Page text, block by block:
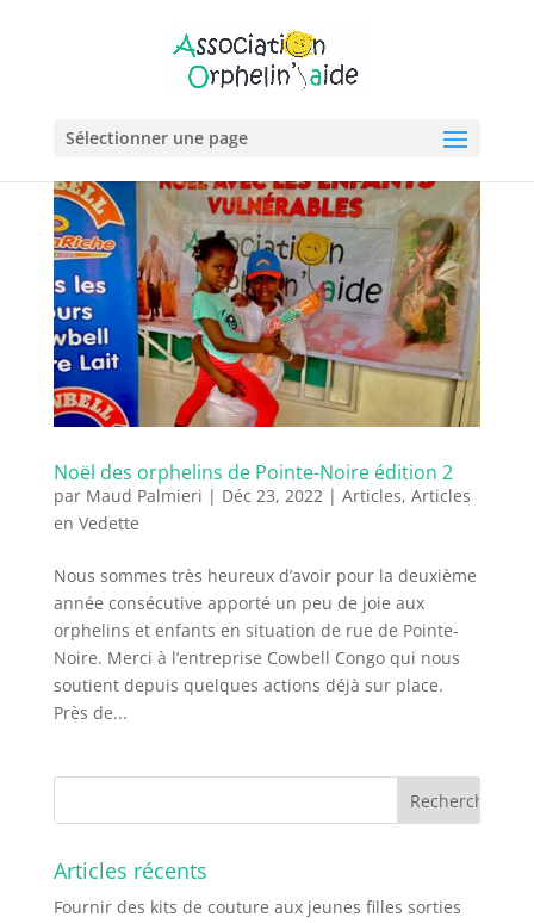
Sélectionner une page
Noël des orphelins de Pointe-Noire édition 2
par Maud Palmieri | Déc 23, 2022| Articles, Articles
en Vedette
Nous sommes très heureux d’avoir pour la deuxième
année consécutive apporté un peu de joie aux
orphelins et enfants en situation de rue de Pointe-
Noire. Merci à l’entreprise Cowbell Congo qui nous
soutient depuis quelques actions déjà sur place.
Près de...
Articles récents
Fournir des kits de couture aux jeunes filles sorties